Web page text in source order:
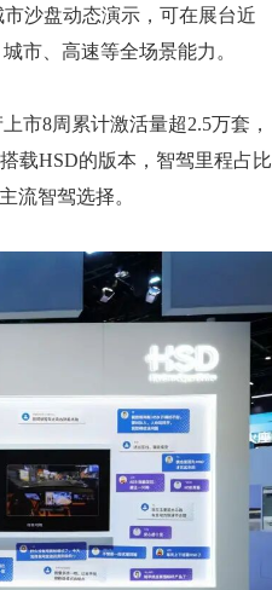
沙盘动态演示，可在展台近
市、高速等全场景能力。
市8周累计激活量超2.5万套，
载HSD的版本，智驾里程占比
流智驾选择。